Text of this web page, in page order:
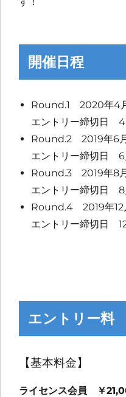
開催日程
Round.1 2020年4
エントリー締切日 4
Round.2 2019年6
エントリー締切日 6
Round.3 2019年8
エントリー締切日 8
Round.4 2019年12
エントリー締切日 12
エントリー料
【基本料金】
ライセンス会員 ￥